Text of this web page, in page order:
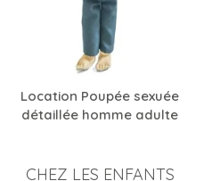
Location Poupée sexuée
détaillée homme adulte
CHEZ LES ENFANTS